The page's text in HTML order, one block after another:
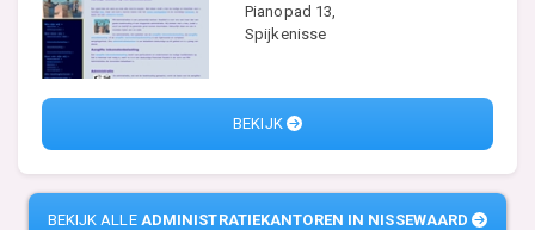
Pianopad 13,
Spijkenisse
BEKIJK
BEKIJK ALLE ADMINISTRATIEKANTOREN IN NISSEWAARD